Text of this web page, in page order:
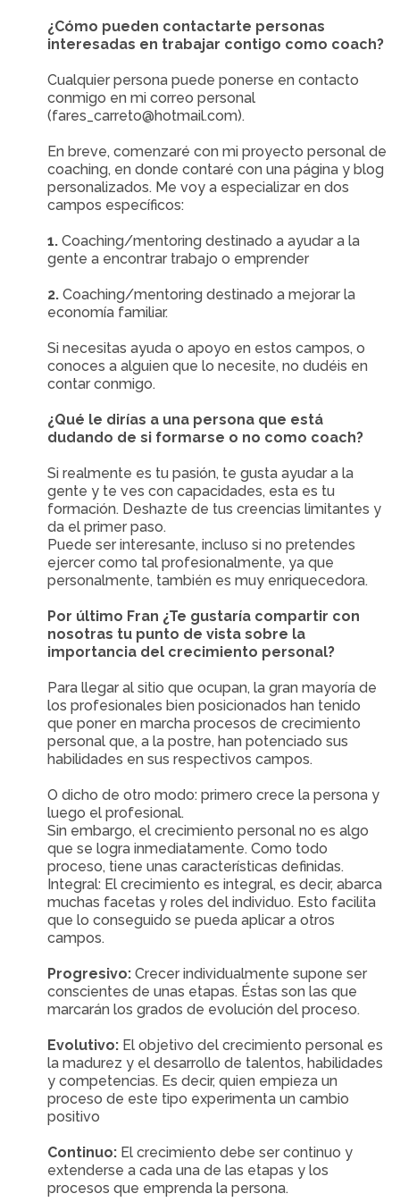
¿Cómo pueden contactarte personas
interesadas en trabajar contigo como coach?
Cualquier persona puede ponerse en contacto
conmigo en mi correo personal
(fares_carreto@hotmail.com).
En breve, comenzaré con mi proyecto personal de
coaching, en donde contaré con una página y blog
personalizados. Me voy a especializar en dos
campos específicos:
1. Coaching/mentoring destinado a ayudar a la
gente a encontrar trabajo o emprender
2. Coaching/mentoring destinado a mejorar la
economía familiar.
Si necesitas ayuda o apoyo en estos campos, o
conoces a alguien que lo necesite, no dudéis en
contar conmigo.
¿Qué le dirías a una persona que está
dudando de si formarse o no como coach?
Si realmente es tu pasión, te gusta ayudar a la
gente y te ves con capacidades, esta es tu
formación. Deshazte de tus creencias limitantes y
da el primer paso.
Puede ser interesante, incluso si no pretendes
ejercer como tal profesionalmente, ya que
personalmente, también es muy enriquecedora.
Por último Fran ¿Te gustaría compartir con
nosotras tu punto de vista sobre la
importancia del crecimiento personal?
Para llegar al sitio que ocupan, la gran mayoría de
los profesionales bien posicionados han tenido
que poner en marcha procesos de crecimiento
personal que, a la postre, han potenciado sus
habilidades en sus respectivos campos.
O dicho de otro modo: primero crece la persona y
luego el profesional.
Sin embargo, el crecimiento personal no es algo
que se logra inmediatamente. Como todo
proceso, tiene unas características definidas.
Integral: El crecimiento es integral, es decir, abarca
muchas facetas y roles del individuo. Esto facilita
que lo conseguido se pueda aplicar a otros
campos.
Progresivo:Crecer individualmente supone ser
conscientes de unas etapas. Éstas son las que
marcarán los grados de evolución del proceso.
Evolutivo: El objetivo del crecimiento personal es
la madurez y el desarrollo de talentos, habilidades
y competencias. Es decir, quien empieza un
proceso de este tipo experimenta un cambio
positivo
Continuo: El crecimiento debe ser continuo y
extenderse a cada una de las etapas y los
procesos que emprenda la persona.